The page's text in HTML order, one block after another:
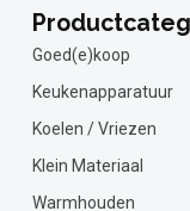
Goed(e)koop
Keukenapparatuur
Koelen / Vriezen
Klein Materiaal
Warmhouden